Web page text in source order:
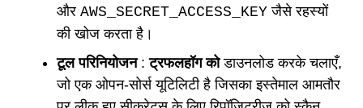
और AWS_SECRET_ACCESS_KEY जैसे रहस्यों
की खोज करता है।
टूल परिनियोजन:ट्रफलहॉग कोडाउनलोड करके चलाएँ,
जो एक ओपन-सोर्स यूटिलिटी है जिसका इस्तेमाल आमतौर